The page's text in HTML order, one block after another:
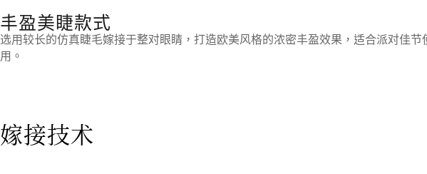
丰盈美睫款式
选用较长的仿真睫毛嫁接于整对眼睛，打造欧美风格的浓密丰盈效果，适合派对佳节
用。
嫁接技术